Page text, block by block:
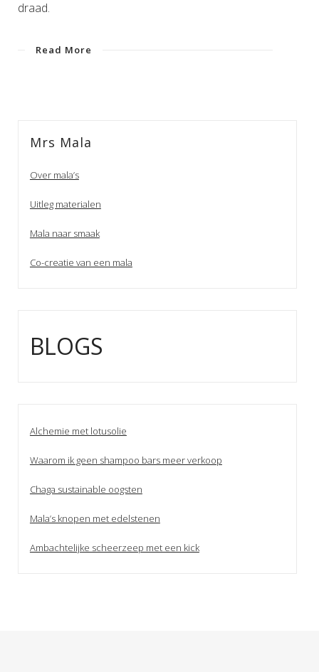
draad.
Read More
Mrs Mala
Over mala’s
Uitleg materialen
Mala naar smaak
Co-creatie van een mala
BLOGS
Alchemie met lotusolie
Waarom ik geen shampoo bars meer verkoop
Chaga sustainable oogsten
Mala’s knopen met edelstenen
Ambachtelijke scheerzeep met een kick